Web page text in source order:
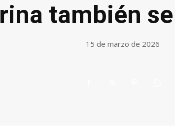
también
15 de marzo de 2026